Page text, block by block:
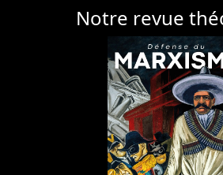
Notre revue